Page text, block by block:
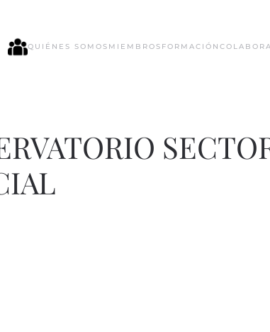
QUIÉNES SOMOS MIEMBROS FORMACIÓN COLABORA